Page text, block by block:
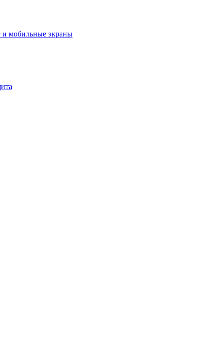
мобильные экраны